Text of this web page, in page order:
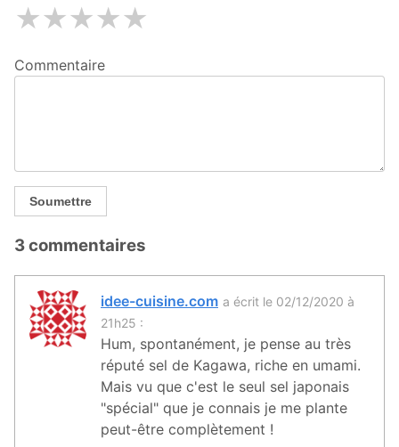
4 étoiles
3 étoiles
2 étoiles
1 étoiles
Commentaire
Soumettre
3 commentaires
idee-cuisine.com a écrit le 02/12/2020 à
21h25 :
Hum, spontanément, je pense au très
réputé sel de Kagawa, riche en umami.
Mais vu que c'est le seul sel japonais
"spécial" que je connais je me plante
peut-être complètement !